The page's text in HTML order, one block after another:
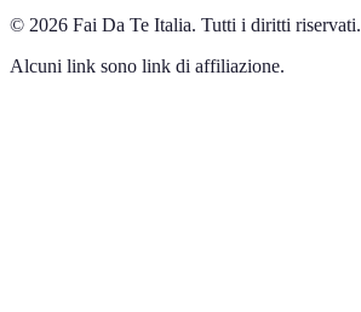
© 2026 Fai Da Te Italia. Tutti i diritti riservati.
Alcuni link sono link di affiliazione.